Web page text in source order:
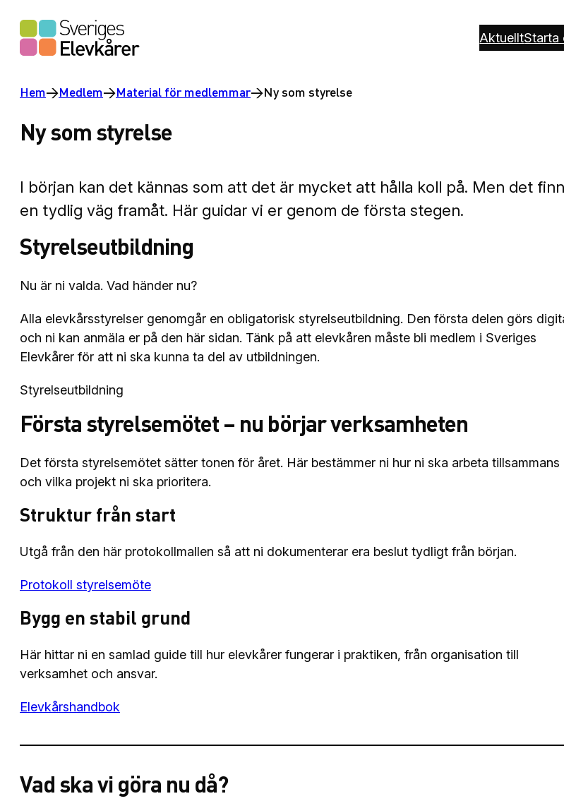
innehåll
AktuelltStarta
Hem→Medlem→Material för medlemmar→Ny som styrelse
Ny som styrelse
I början kan det kännas som att det är mycket att hålla koll på. Men det
en tydlig väg framåt. Här guidar vi er genom de första stegen.
Styrelseutbildning
Nu är ni valda. Vad händer nu?
Alla elevkårsstyrelser genomgår en obligatorisk styrelseutbildning. Den första delen görs
och ni kan anmäla er på den här sidan. Tänk på att elevkåren måste bli medlem i Sveriges
Elevkårer för att ni ska kunna ta del av utbildningen.
Styrelseutbildning
Första styrelsemötet – nu börjar verksamheten
Det första styrelsemötet sätter tonen för året. Här bestämmer ni hur ni ska arbeta tillsammans
och vilka projekt ni ska prioritera.
Struktur från start
Utgå från den här protokollmallen så att ni dokumenterar era beslut tydligt från början.
Protokoll styrelsemöte
Bygg en stabil grund
Här hittar ni en samlad guide till hur elevkårer fungerar i praktiken, från organisation till
verksamhet och ansvar.
Elevkårshandbok
Vad ska vi göra nu då?